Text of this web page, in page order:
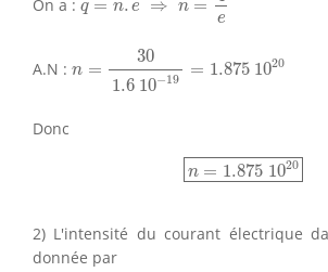
On a : q = n. e ⇒ n =
e
A.N : n =
30
1.6 10−19 = 1.875 1020
1.610
Donc
n = 1.875 1020
n=1.8751020
2) L'intensité du courant électrique
donnée par